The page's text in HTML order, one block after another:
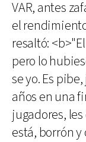
VAR, antes
el
resaltó:
pero lo
se yo. Es
años en una
jugadores,
está, borrón